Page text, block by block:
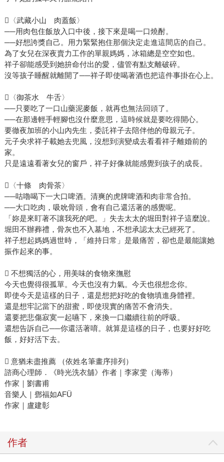
〈武藏小山 肉蓋飯〉
──用肉包住飯放入口中後，接下來是喝一口燒酎。
──好想誇獎自己。用力緊緊抱住那個決定走進這間店的自己。
為了女兒在深夜賣力工作的單親媽媽，冰箱總是空空如也。
祥子卻能感受到她拚命付出的愛，儘管有點支離破碎。
沒等孩子睡醒就離開了──祥子即使喝著酒也把這件事掛在心上。
〈御茶水 牛舌〉
──只要吃了一口山藥泥麥飯，就再也無法回頭了。
──在那邊輕手輕腳也沒什麼意思，這時候就是要吃得開心。
要徹夜加班的小山內先生，委託祥子去陪伴他的母親元子。
元子央求祥子載她去兜風，沒想到演變成去看看祥子離婚前的
家。
只是遠遠看著女兒的窗戶，祥子好像就能感覺到孩子的成長。
〈十條 肉骨茶〉
──咕嚕喝下一大口啤酒。清爽的虎牌啤酒和肉非常合拍。
──大口吃肉，吸吮骨頭，會有自己還活著的感覺呢。
「妳是來盯著不讓我死的吧。」失去太太的堀田對祥子這麼說。
堀田不辦葬禮，骨灰也不入墓地，不想承認太太已經死了。
祥子想起媽媽過世時，「維持日常」是最痛苦，卻也是最能讓她
振作起來的事。
 不想獨活的心，用美味的食物來撫慰
今天也覺得很孤單。今天也沒有力氣。今天也很想念你。
即使今天是這樣的日子，還是想把好吃的食物填進身體裡。
還是想牢記當下的甜蜜，即使現實的痛苦不會消失。
還要把悲傷寂寞一起嚥下，來換一口繼續往前的呼吸。
還想告訴自己──你還活著唷。就算是這樣的日子，也要好好吃
飯，好好活下去。
 意猶未盡推薦 （依姓名筆畫序排列）
諮商心理師．《時光洗衣舖》作者｜李家雯（海蒂）
作家｜劉書甫
音樂人｜鄧福如AFÜ
作家｜盧建彰
作者